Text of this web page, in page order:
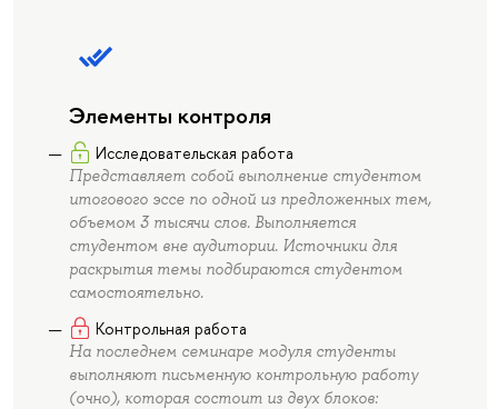
Элементы контроля
Исследовательская работа
Представляет собой выполнение студентом
итогового эссе по одной из предложенных тем,
объемом 3 тысячи слов. Выполняется
студентом вне аудитории. Источники для
раскрытия темы подбираются студентом
самостоятельно.
Контрольная работа
На последнем семинаре модуля студенты
выполняют письменную контрольную работу
(очно), которая состоит из двух блоков: